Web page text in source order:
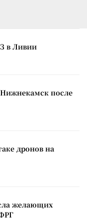
в Ливии
после
дронов на
желающих